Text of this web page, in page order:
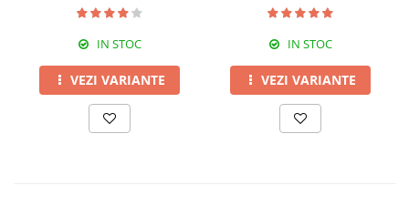
IN STOC
VEZI VARIANTE
IN STOC
VEZI VARIANTE